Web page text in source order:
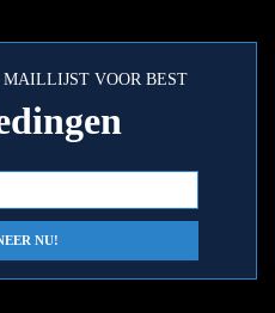
VOOR BEST